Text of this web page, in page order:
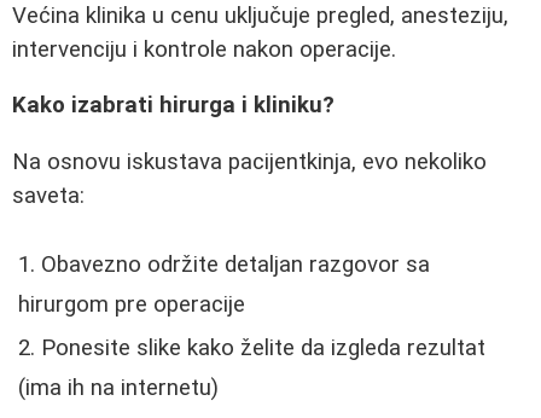
Većina klinika u cenu uključuje pregled, anesteziju,
intervenciju i kontrole nakon operacije.
Kako izabrati hirurga i kliniku?
Na osnovu iskustava pacijentkinja, evo nekoliko
saveta:
Obavezno održite detaljan razgovor sa
hirurgom pre operacije
Ponesite slike kako želite da izgleda rezultat
(ima ih na internetu)